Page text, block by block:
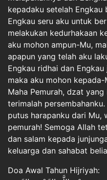
kepadaku setelah Engkau
Engkau seru aku untuk
melakukan kedurhakaan
aku mohon ampun-Mu,
apapun yang telah aku
Engkau ridhai dan
maka aku mohon
Maha Pemurah, dzat
terimalah
putus harapanku dari Mu,
pemurah! Semoga Allah
dan salam kepada
keluarga dan sahabat
Doa Awal Tahun Hijriyah: